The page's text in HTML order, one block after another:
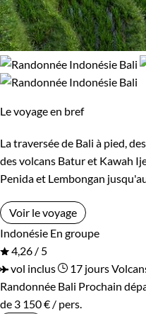
Le voyage en bref
La traversée de Bali à pied,
des volcans Batur et Kawah
Penida et Lembongan
Voir le voyage
Indonésie En groupe
4,26 / 5
vol inclus
17 jours
Randonnée Bali Prochain
de 3 150 € / pers.